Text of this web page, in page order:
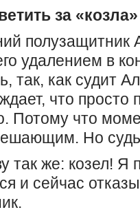
за «козла»
полузащитник
удалением в
так, как судит
что просто
Потому что
Но
так же: козел! Я
и сейчас